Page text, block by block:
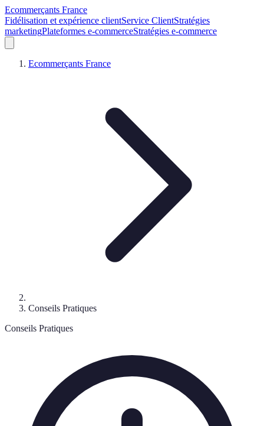
Ecommerçants France
Fidélisation et expérience clientService ClientStratégies
marketingPlateformes e-commerceStratégies e-commerce
Ecommerçants France
Conseils Pratiques
Conseils Pratiques